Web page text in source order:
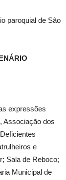
paroquial de São
expressões
Associação dos
e
Sala de Reboco;
Municipal de